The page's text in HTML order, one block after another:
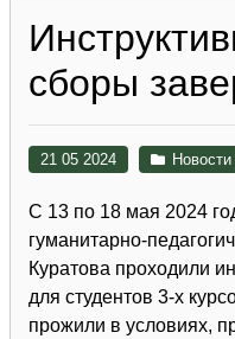
сборы
21 05 2024 Новости
С 13 по 18 мая 2024
гуманитарно-
Куратова проходили
для студентов 3-х
прожили в условиях,